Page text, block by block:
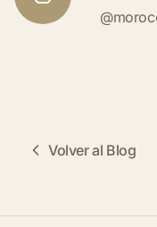
Volver al Blog